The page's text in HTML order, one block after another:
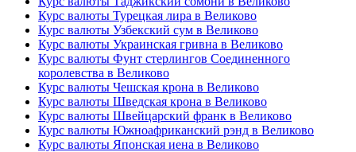
Курс валюты Турецкая лира в Великово
Курс валюты Узбекский сум в Великово
Курс валюты Украинская гривна в Великово
Курс валюты Фунт стерлингов Соединенного
королевства в Великово
Курс валюты Чешская крона в Великово
Курс валюты Шведская крона в Великово
Курс валюты Швейцарский франк в Великово
Курс валюты Южноафриканский рэнд в Великово
Курс валюты Японская иена в Великово